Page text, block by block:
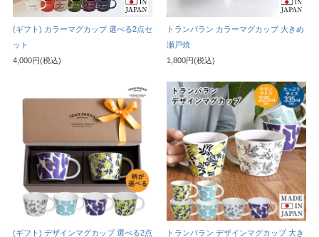
(ギフト) カラーマグカップ 選べる2点セ
ット
4,000円(税込)
トランパラン カラーマグカップ 大きめ
瀬戸焼
1,800円(税込)
(ギフト) デザインマグカップ 選べる2点
トランパラン デザインマグカップ 大き